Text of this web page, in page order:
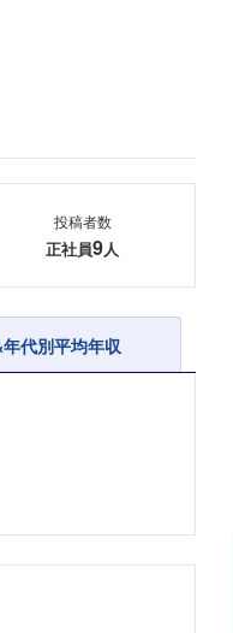
投稿者数
正社員9人
代別平均年収